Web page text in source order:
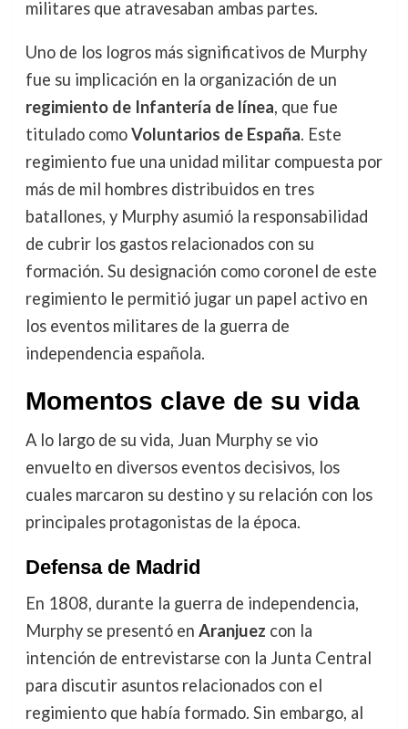
militares que atravesaban ambas partes.
Uno de los logros más significativos de Murphy
fue su implicación en la organización de un
regimiento de Infantería de línea, que fue
titulado comoVoluntarios de España. Este
regimiento fue una unidad militar compuesta por
más de mil hombres distribuidos en tres
batallones, y Murphy asumió la responsabilidad
de cubrir los gastos relacionados con su
formación. Su designación como coronel de este
regimiento le permitió jugar un papel activo en
los eventos militares de la guerra de
independencia española.
Momentos clave de su vida
A lo largo de su vida, Juan Murphy se vio
envuelto en diversos eventos decisivos, los
cuales marcaron su destino y su relación con los
principales protagonistas de la época.
Defensa de Madrid
En 1808, durante la guerra de independencia,
Murphy se presentó en Aranjuez con la
intención de entrevistarse con la Junta Central
para discutir asuntos relacionados con el
regimiento que había formado. Sin embargo, al